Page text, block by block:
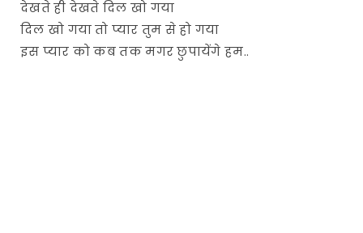
देखते ही देखते दिल खो गया
दिल खो गया तो प्यार तुम से हो गया
इस प्यार को कब तक मगर छुपायेंगे हम..